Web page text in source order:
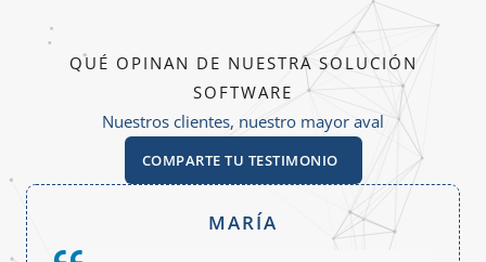
QUÉ OPINAN DE NUESTRA SOLUCIÓN
SOFTWARE
Nuestros clientes, nuestro mayor aval
COMPARTE TU TESTIMONIO
MARÍA